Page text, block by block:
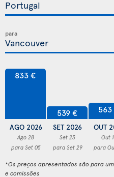
para
833 €
AGO 2026
Ago 28
para Set 05
539 €
SET 2026
Set 23
para Set 29
OUT
Out
para
*Os preços apresentados são para
e comissões